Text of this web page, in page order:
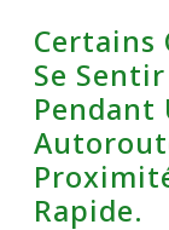
Certains
Se
Pendant
Rapide.